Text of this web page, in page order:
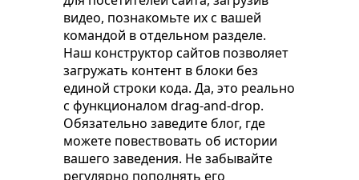
видео, познакомьте их с вашей
командой в отдельном разделе.
Наш конструктор сайтов позволяет
загружать контент в блоки без
единой строки кода. Да, это реально
с функционалом drag-and-drop.
Обязательно заведите блог, где
можете повествовать об истории
вашего заведения. Не забывайте
регулярно пополнять его